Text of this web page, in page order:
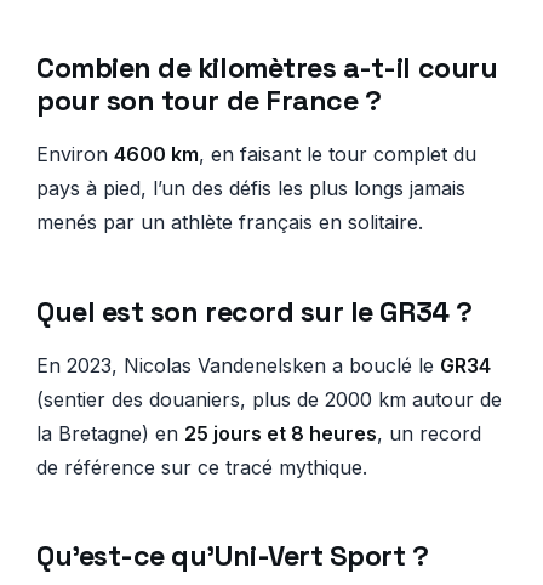
Combien de kilomètres a-t-il couru
pour son tour de France ?
Environ 4600 km, en faisant le tour complet du
pays à pied, l’un des défis les plus longs jamais
menés par un athlète français en solitaire.
Quel est son record sur le GR34 ?
En 2023, Nicolas Vandenelsken a bouclé le GR34
(sentier des douaniers, plus de 2000 km autour de
la Bretagne) en 25 jours et 8 heures, un record
de référence sur ce tracé mythique.
Qu’est-ce qu’Uni-Vert Sport ?